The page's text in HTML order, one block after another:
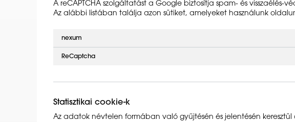
A reCAPTCHA szolgáltatást a Google biztosítja spam- és visszaélés-
Az alábbi listában találja azon sütiket, amelyeket használunk
nexum
ReCaptcha
Statisztikai cookie-k
Az adatok névtelen formában való gyűjtésén és jelentésén